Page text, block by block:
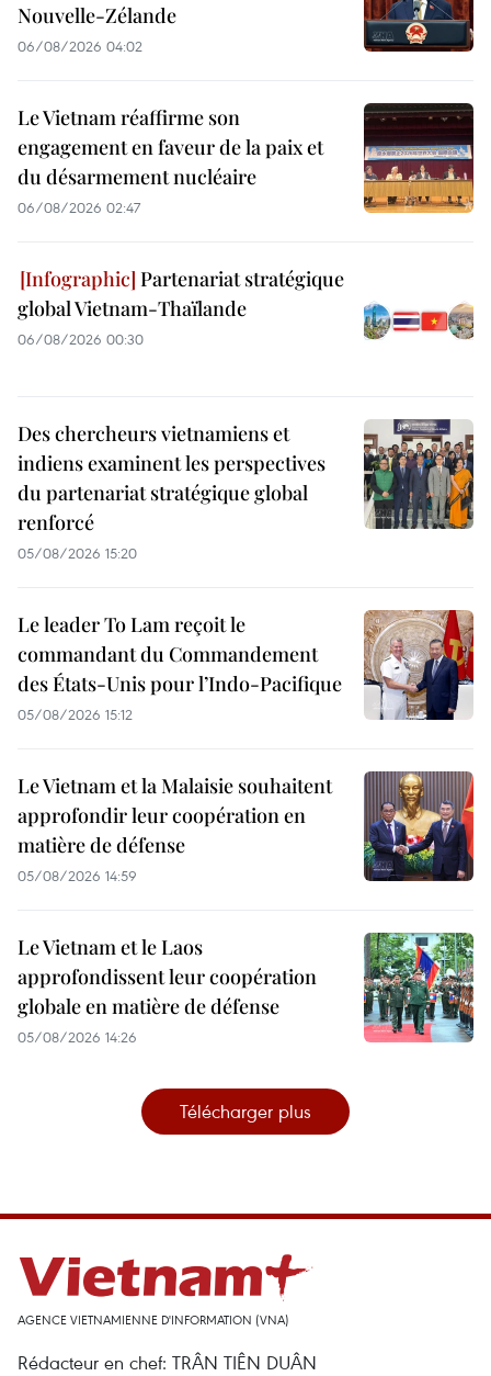
Nouvelle-Zélande
06/08/2026 04:02
Le Vietnam réaffirme son
engagement en faveur de la paix et
du désarmement nucléaire
06/08/2026 02:47
Partenariat stratégique
global Vietnam-Thaïlande
06/08/2026 00:30
Des chercheurs vietnamiens et
indiens examinent les perspectives
du partenariat stratégique global
renforcé
05/08/2026 15:20
Le leader To Lam reçoit le
commandant du Commandement
des États-Unis pour l’Indo-Pacifique
05/08/2026 15:12
Le Vietnam et la Malaisie souhaitent
approfondir leur coopération en
matière de défense
05/08/2026 14:59
Le Vietnam et le Laos
approfondissent leur coopération
globale en matière de défense
05/08/2026 14:26
Télécharger plus
AGENCE VIETNAMIENNE D'INFORMATION (VNA)
Rédacteur en chef: TRÂN TIÊN DUÂN